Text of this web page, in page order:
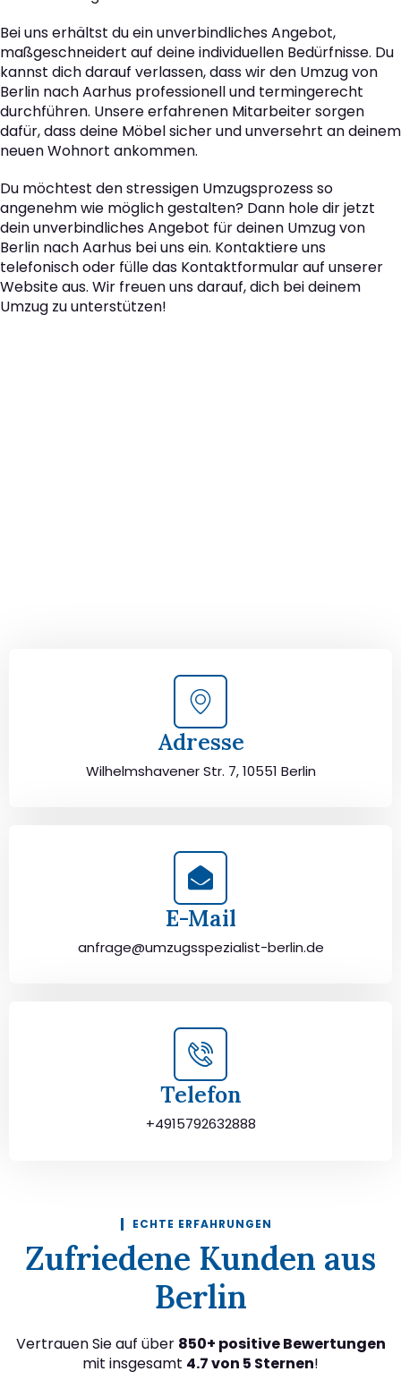
Bei uns erhältst du ein unverbindliches Angebot,
maßgeschneidert auf deine individuellen Bedürfnisse. Du
kannst dich darauf verlassen, dass wir den Umzug von
Berlin nach Aarhus professionell und termingerecht
durchführen. Unsere erfahrenen Mitarbeiter sorgen
dafür, dass deine Möbel sicher und unversehrt an deinem
neuen Wohnort ankommen.
Du möchtest den stressigen Umzugsprozess so
angenehm wie möglich gestalten? Dann hole dir jetzt
dein unverbindliches Angebot für deinen Umzug von
Berlin nach Aarhus bei uns ein. Kontaktiere uns
telefonisch oder fülle das Kontaktformular auf unserer
Website aus. Wir freuen uns darauf, dich bei deinem
Umzug zu unterstützen!
Adresse
Wilhelmshavener Str. 7, 10551 Berlin
E-Mail
anfrage@umzugsspezialist-berlin.de
Telefon
+4915792632888
ECHTE ERFAHRUNGEN
Zufriedene Kunden aus
Berlin
Vertrauen Sie auf über 850+ positive Bewertungen
mit insgesamt 4.7 von 5 Sternen!